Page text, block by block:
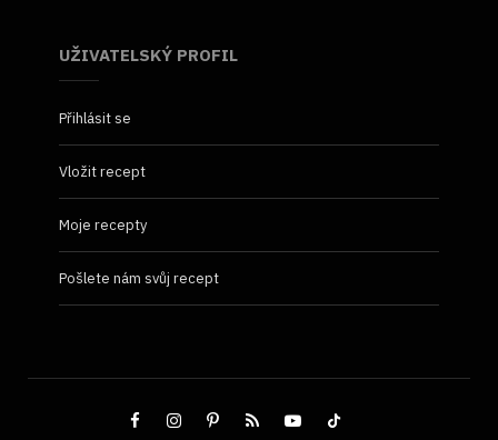
UŽIVATELSKÝ PROFIL
Přihlásit se
Vložit recept
Moje recepty
Pošlete nám svůj recept